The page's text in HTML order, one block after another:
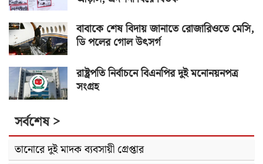
বাবাকে শেষ বিদায় জানাতে রোজারিওতে মেসি,
ডি পলের গোল উৎসর্গ
রাষ্ট্রপতি নির্বাচনে বিএনপির দুই মনোনয়নপত্র
সংগ্রহ
সর্বশেষ >
তানোরে দুই মাদক ব্যবসায়ী গ্রেপ্তার